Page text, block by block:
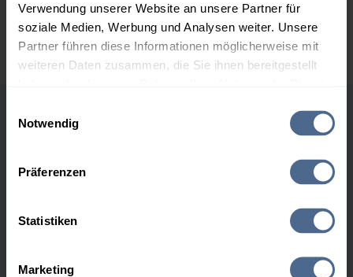
Verwendung unserer Website an unsere Partner für
soziale Medien, Werbung und Analysen weiter. Unsere
Partner führen diese Informationen möglicherweise mit
weiteren Daten zusammen, die Sie ihnen bereitgestellt
Notwendig
Präferenzen
Statistiken
Marketing
Preise für Heizöl in Standardqualität nach Ö-Norm C 1109 in € / 100
Liter inkl. MwSt. und Lieferung bei einer Lieferstelle.
Höchst- und Tiefststände der
Heizölpreis-Höchstwerte
Zeitraum Datum